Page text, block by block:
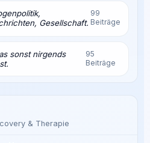
Gesellschaft.
99
Beiträge
sonst nirgends
95
Beiträge
& Therapie